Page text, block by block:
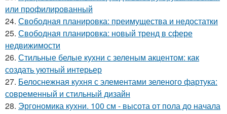
или профилированный
24. Свободная планировка: преимущества и недостатки
25. Свободная планировка: новый тренд в сфере
недвижимости
26. Стильные белые кухни с зеленым акцентом: как
создать уютный интерьер
27. Белоснежная кухня с элементами зеленого фартука:
современный и стильный дизайн
28. Эргономика кухни. 100 см - высота от пола до начала